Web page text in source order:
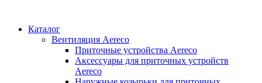
Каталог
Вентиляция Aereco
Приточные устройства Aereco
Аксессуары для приточных устройств
Aereco